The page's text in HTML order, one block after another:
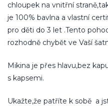
chloupek na vnitřní
je 100% bavlna a vlastní
pro děti do 3 let .Tento
rozhodně chybět ve Vaší
Mikina je přes hlavu,bez
s kapsemi.
Ukažte,že patříte k sobě a